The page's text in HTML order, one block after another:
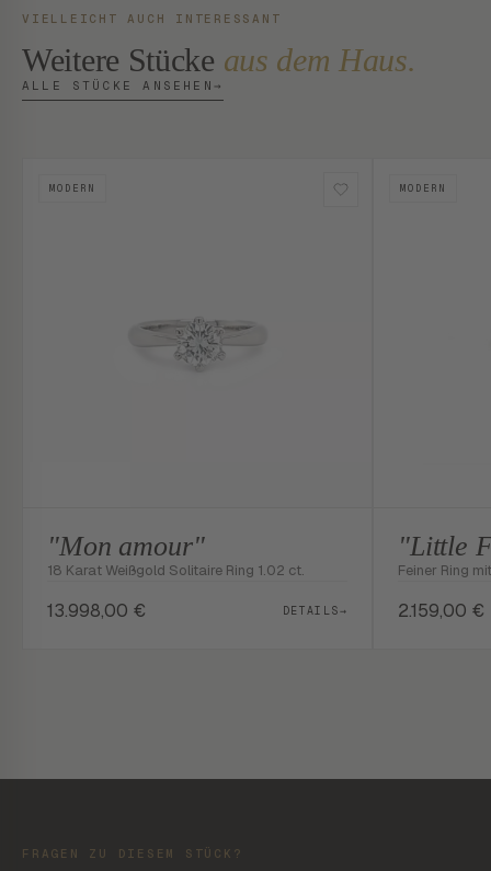
VIELLEICHT AUCH INTERESSANT
Weitere Stücke aus dem Haus.
ALLE STÜCKE ANSEHEN →
MODERN
"Mon amour"
18 Karat Weißgold Solitaire Ring 1.02 ct.
13.998,00 € DETAILS→
MODERN
"Little
Feiner Ring
2.159,00 €
FRAGEN ZU DIESEM STÜCK?